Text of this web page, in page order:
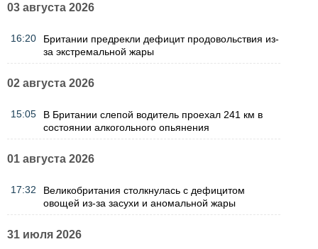
03 августа 2026
16:20
Британии предрекли дефицит продовольствия из-
за экстремальной жары
02 августа 2026
15:05
В Британии слепой водитель проехал 241 км в
состоянии алкогольного опьянения
01 августа 2026
17:32
Великобритания столкнулась с дефицитом
овощей из-за засухи и аномальной жары
31 июля 2026